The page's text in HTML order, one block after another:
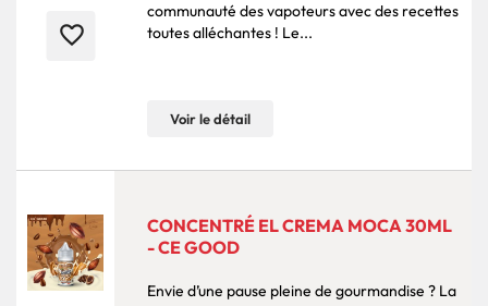
favorite_border
communauté des vapoteurs avec des recettes
toutes alléchantes ! Le...
Voir le détail
CONCENTRÉ EL CREMA MOCA 30ML
- CE GOOD
Envie d’une pause pleine de gourmandise ? La